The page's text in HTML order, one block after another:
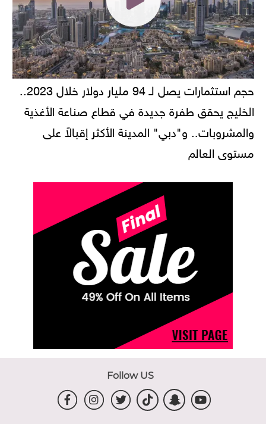
حجم استثمارات يصل لـ 94 مليار دولار خلال 2023..
الخليج يحقق طفرة جديدة في قطاع صناعة الأغذية
والمشروبات.. و"دبي" المدينة الأكثر إقبالاً على
مستوى العالم
Follow US